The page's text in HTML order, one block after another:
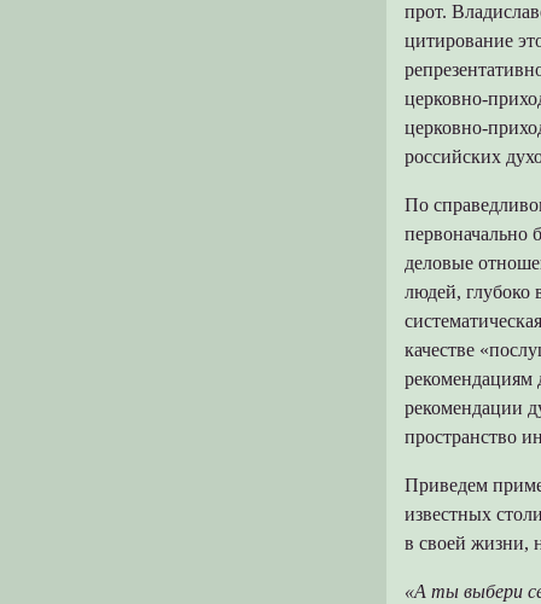
прот.
цитирование
церковно-
церковно-
российских
По
первоначально
деловые
людей, глубоко
качестве
рекомендациям
рекомендации
пространство
Приведем
известных
в своей жизни,
«А ты выбери